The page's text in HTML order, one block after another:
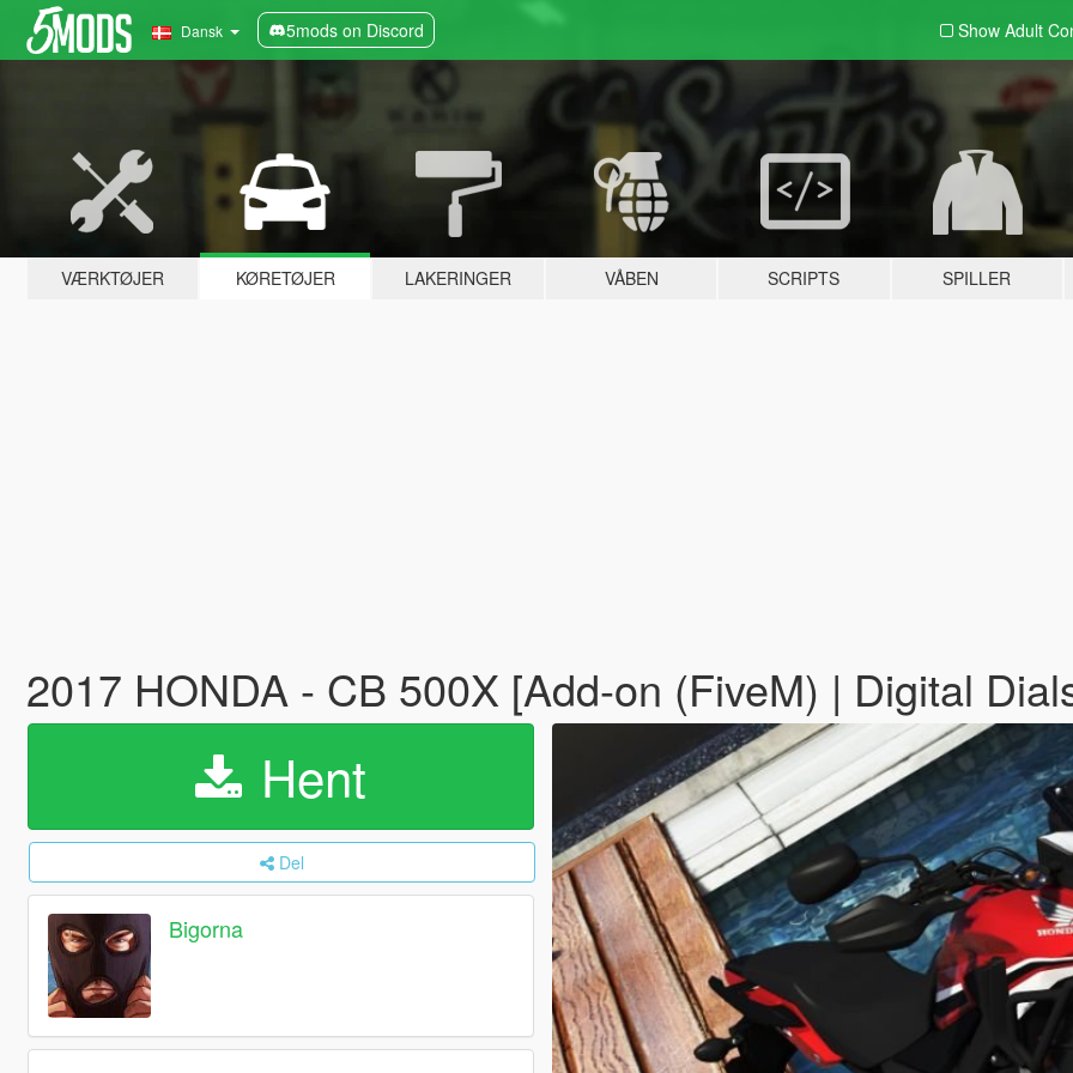
Dansk 5mods on Discord Show Adult
VÆRKTØJER KØRETØJER LAKERINGER VÅBEN SCRIPTS SPILLER
2017 HONDA - CB 500X [Add-on (FiveM) | Digital
Hent
Del
Bigorna